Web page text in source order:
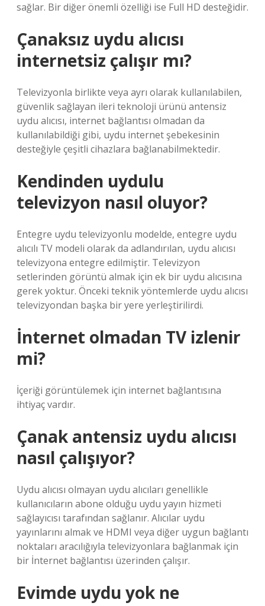
sağlar. Bir diğer önemli özelliği ise Full HD desteğidir.
Çanaksız uydu alıcısı
internetsiz çalışır mı?
Televizyonla birlikte veya ayrı olarak kullanılabilen,
güvenlik sağlayan ileri teknoloji ürünü antensiz
uydu alıcısı, internet bağlantısı olmadan da
kullanılabildiği gibi, uydu internet şebekesinin
desteğiyle çeşitli cihazlara bağlanabilmektedir.
Kendinden uydulu
televizyon nasıl oluyor?
Entegre uydu televizyonlu modelde, entegre uydu
alıcılı TV modeli olarak da adlandırılan, uydu alıcısı
televizyona entegre edilmiştir. Televizyon
setlerinden görüntü almak için ek bir uydu alıcısına
gerek yoktur. Önceki teknik yöntemlerde uydu alıcısı
televizyondan başka bir yere yerleştirilirdi.
İnternet olmadan TV izlenir
mi?
İçeriği görüntülemek için internet bağlantısına
ihtiyaç vardır.
Çanak antensiz uydu alıcısı
nasıl çalışıyor?
Uydu alıcısı olmayan uydu alıcıları genellikle
kullanıcıların abone olduğu uydu yayın hizmeti
sağlayıcısı tarafından sağlanır. Alıcılar uydu
yayınlarını almak ve HDMI veya diğer uygun bağlantı
noktaları aracılığıyla televizyonlara bağlanmak için
bir İnternet bağlantısı üzerinden çalışır.
Evimde uydu yok ne